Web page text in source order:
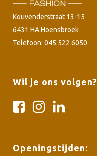
Kouvenderstraat 13-15
6431 HA Hoensbroek
Telefoon: 045 522 6050
Wil je ons volgen?
Openingstijden: